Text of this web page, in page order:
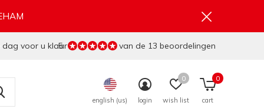
english (us) login wish list
0
cart
0
voor u klaar
5 van de 13 beoordelingen